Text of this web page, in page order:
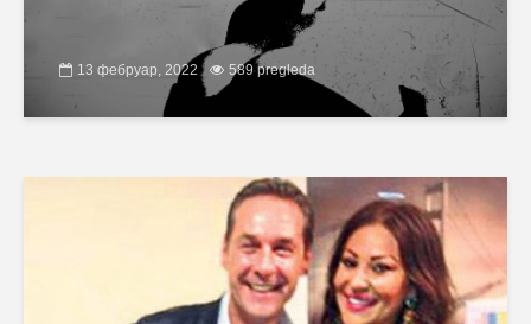
13 фебруар, 2022 589 pregleda